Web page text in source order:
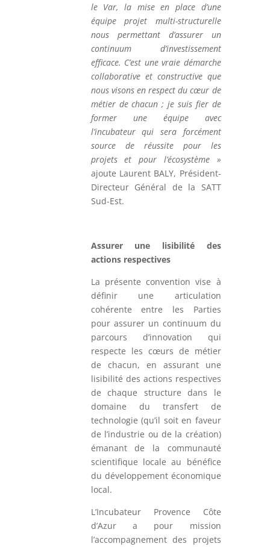
le Var, la mise en place d’une
équipe projet multi-structurelle
nous permettant d’assurer un
continuum d’investissement
efficace. C’est une vraie démarche
collaborative et constructive que
nous visons en respect du cœur de
métier de chacun ; je suis fier de
former une équipe avec
l’incubateur qui sera forcément
source de réussite pour les
projets et pour l’écosystème »
ajoute Laurent BALY, Président-
Directeur Général de la SATT
Sud-Est.
Assurer une lisibilité des
actions respectives
La présente convention vise à
définir une articulation
cohérente entre les Parties
pour assurer un continuum du
parcours d’innovation qui
respecte les cœurs de métier
de chacun, en assurant une
lisibilité des actions respectives
de chaque structure dans le
domaine du transfert de
technologie (qu’il soit en faveur
de l’industrie ou de la création)
émanant de la communauté
scientifique locale au bénéfice
du développement économique
local.
L’Incubateur Provence Côte
d’Azur a pour mission
l’accompagnement des projets